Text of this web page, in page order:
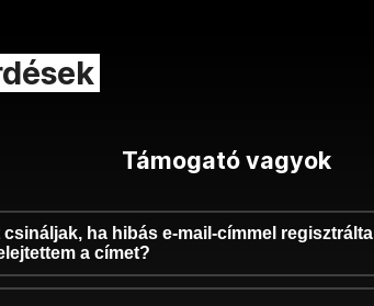
Támogató vagyok
csináljak, ha hibás e-mail-címmel
a címet?